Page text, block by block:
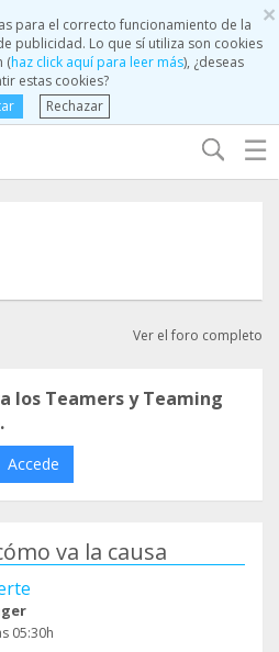
×
para el correcto funcionamiento de la
publicidad. Lo que sí utiliza son cookies
(haz click aquí para leer más), ¿deseas
estas cookies?
Rechazar
☰
Ver el foro completo
los Teamers y Teaming
Accede
va la causa
05:30h